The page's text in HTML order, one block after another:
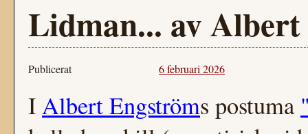
Lidman... av
Publicerat 6 februari 2026
IAlbert Engströms postuma